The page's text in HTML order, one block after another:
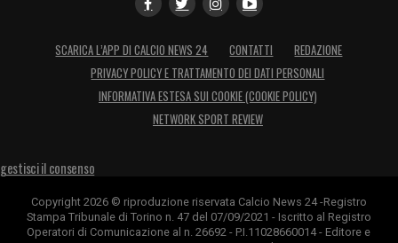
SCARICA L’APP DI CALCIO NEWS 24 CONTATTI
REDAZIONE
PRIVACY POLICY E TRATTAMENTO DEI DATI PERSONALI
INFORMATIVA ESTESA SUI COOKIE (COOKIE POLICY)
NETWORK SPORT REVIEW
gestisci il consenso
Copyright 2026 © riproduzione riservata Calcio News 24 -Registro
Stampa Tribunale di Torino n. 47 del 07/09/2021 - Iscritto al Registro
Operatori di Comunicazione al n. 26692 - P.I.11028660014 - Editore e